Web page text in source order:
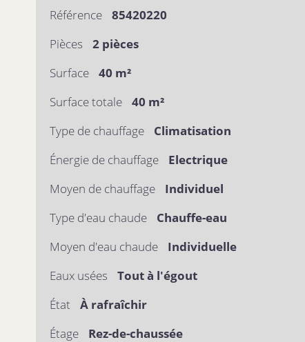
Référence
85420220
Pièces
2 pièces
Surface
40 m²
Surface totale
40 m²
Type de chauffage
Climatisation
Énergie de chauffage
Electrique
Moyen de chauffage
Individuel
Type d'eau chaude
Chauffe-eau
Moyen d'eau chaude
Individuelle
Eaux usées
Tout à l'égout
État
À rafraîchir
Étage
Rez-de-chaussée